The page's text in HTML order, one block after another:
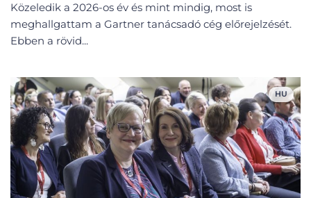
Közeledik a 2026-os év és mint mindig, most is
meghallgattam a Gartner tanácsadó cég előrejelzését.
Ebben a rövid...
HU